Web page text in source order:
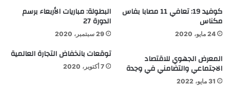
كوفيد 19: تعافي 11 مصابا بفاس
مكناس
24 مايو، 2020
البطولة: مباريات الأربعاء برسم
الدورة 27
29 سبتمبر، 2020
المعرض الجهوي للاقتصاد
الاجتماعي والتضامني في وجدة
31 مايو، 2022
توقعات بانخفاض التجارة العالمية
7 أكتوبر، 2020